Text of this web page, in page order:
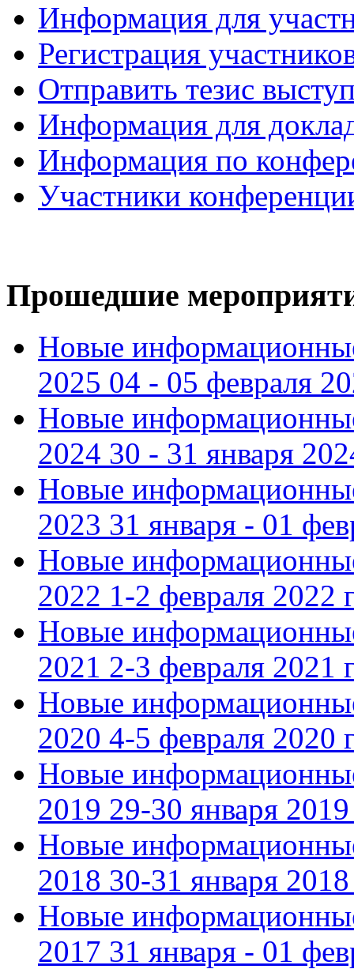
Информация для
Регистрация
Отправить тезис
Информация для
Информация по
Участники
Прошедшие
Новые
2025 04 - 05 февраля
Новые
2024 30 - 31 января
Новые
2023 31 января - 01
Новые
2022 1-2 февраля 2022
Новые
2021 2-3 февраля 2021
Новые
2020 4-5 февраля 2020
Новые
2019 29-30 января 2019
Новые
2018 30-31 января 2018
Новые
2017 31 января - 01